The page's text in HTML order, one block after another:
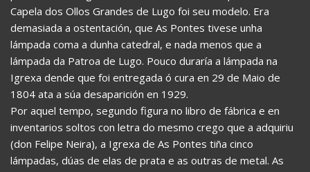
Capela dos Ollos Grandes de Lugo foi seu modelo. Era
demasiada a ostentación, que As Pontes tivese unha
lámpada coma a dunha catedral, e nada menos que a
lámpada da Patroa de Lugo. Pouco duraría a lámpada na
Igrexa dende que foi entregada ó cura en 29 de Maio de
1804 ata a súa desaparición en 1929.
Por aquel tempo, segundo figura no libro de fábrica e en
inventarios soltos con letra do mesmo crego que a adquiriu
(don Felipe Neira), a Igrexa de As Pontes tiña cinco
lámpadas, dúas de elas de prata e as outras de metal. As